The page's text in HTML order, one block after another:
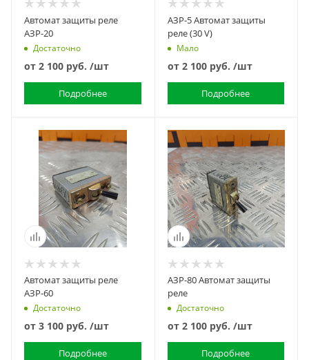
Автомат защиты реле
АЗР-20
Достаточно
от 2 100 руб. /шт
Подробнее
АЗР-5 Автомат защиты
реле (30 V)
Мало
от 2 100 руб. /шт
Подробнее
Автомат защиты реле
АЗР-60
Достаточно
от 3 100 руб. /шт
Подробнее
АЗР-80 Автомат защиты
реле
Достаточно
от 2 100 руб. /шт
Подробнее